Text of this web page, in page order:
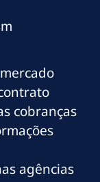
cobranças
agências